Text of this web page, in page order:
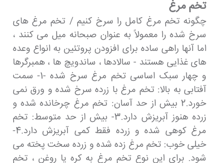
تخم مرغ
چگونه تخم مرغ کامل را سرخ کنیم / تخم مرغ های
سرخ شده را معمولاً به عنوان صبحانه میل می کنند ،
اما آنها راهی ساده برای افزودن پروتئین به انواع وعده
های غذایی هستند - سالادها ، ساندویچ ها ، همبرگرها
و چهار سبک اساسی تخم مرغ سرخ شده -1- سمت
آفتابی به بالا: تخم مرغ با زرده سرخ شده و ورق نمی
خورد.2 بیش از حد آسان: تخم مرغ چرخانده شده و
زرده هنوز آبریزش دارد.3- بیش از حد متوسط: تخم
مرغ کوهی شده و زرده فقط کمی آبریزش دارد.4-
خیلی خوب: تخم مرغ زده شده و زرده سخت پخته می
شود. برای این نوع تخم مرغ به کره یا روغن ، تخم